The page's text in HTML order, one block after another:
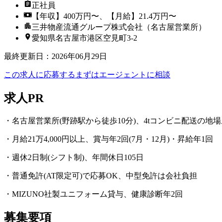
正社員
【年収】400万円〜、【月給】21.4万円〜
三井物産流通グループ株式会社（名古屋営業所）
愛知県名古屋市港区空見町3-2
最終更新日 ： 2026年06月29日
この求人に応募する まずはエージェントに相談
求人PR
・名古屋営業所(野跡駅から徒歩10分)、4tコンビニ配送の地
・月給21万4,000円以上、賞与年2回(7月・12月)・昇給年1回
・週休2日制(シフト制)、年間休日105日
・普通免許(AT限定可)で応募OK、中型免許は会社負担
・MIZUNO社製ユニフォーム貸与、健康診断年2回
募集要項